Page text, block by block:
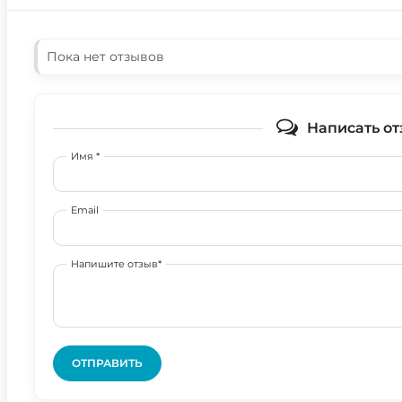
Пока нет отзывов
Написать
Имя *
Email
Напишите отзыв*
ОТПРАВИТЬ